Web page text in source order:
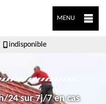
MENU
indisponible
24 sur 7j/7 en cas